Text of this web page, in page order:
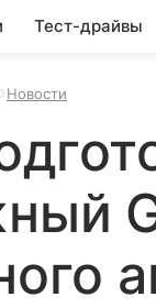
Тест-драйвы
Новости